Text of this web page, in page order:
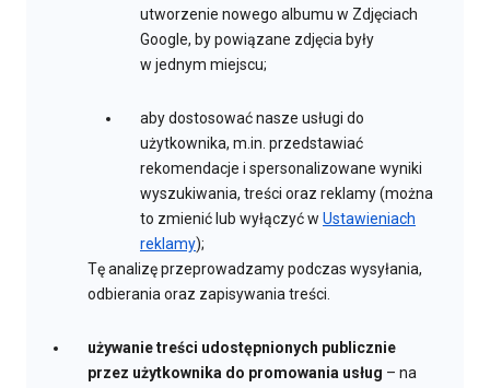
utworzenie nowego albumu w Zdjęciach
Google, by powiązane zdjęcia były
w jednym miejscu;
aby dostosować nasze usługi do
użytkownika, m.in. przedstawiać
rekomendacje i spersonalizowane wyniki
wyszukiwania, treści oraz reklamy (można
to zmienić lub wyłączyć w Ustawieniach
reklamy);
Tę analizę przeprowadzamy podczas wysyłania,
odbierania oraz zapisywania treści.
używanie treści udostępnionych publicznie
przez użytkownika do promowania usług – na